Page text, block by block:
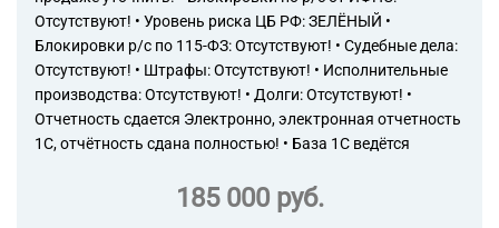
Отсутствуют! • Уровень риска ЦБ РФ: ЗЕЛЁНЫЙ •
Блокировки р/с по 115-ФЗ: Отсутствуют! • Судебные дела:
Отсутствуют! • Штрафы: Отсутствуют! • Исполнительные
производства: Отсутствуют! • Долги: Отсутствуют! •
Отчетность сдается Электронно, электронная отчетность
1С, отчётность сдана полностью! • База 1С ведётся
185 000 руб.